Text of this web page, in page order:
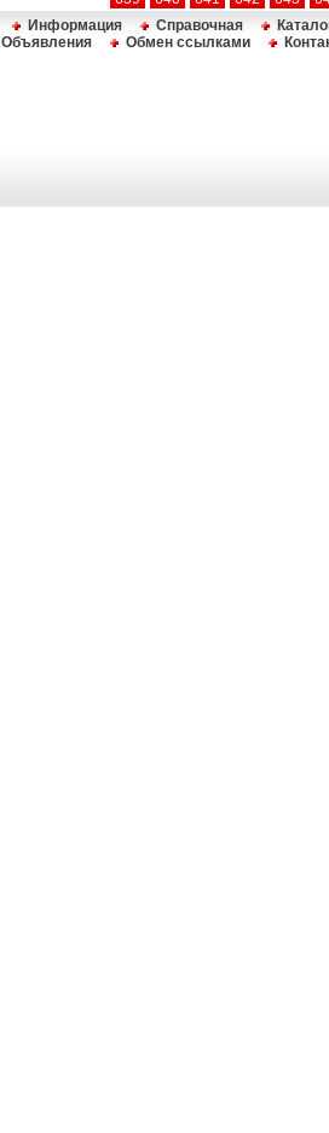
Информация Справочная
Объявления Обмен ссылками